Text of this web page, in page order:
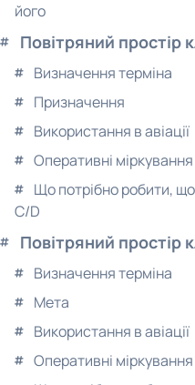
його
Повітряний простір
Визначення терміна
Призначення
Використання в авіації
Оперативні міркування
Що потрібно робити,
C/D
Повітряний простір
Визначення терміна
Мета
Використання в авіації
Оперативні міркування